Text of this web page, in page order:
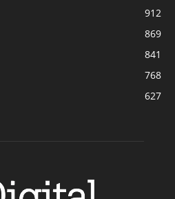
912
869
841
768
627